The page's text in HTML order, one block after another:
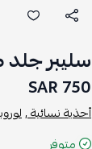
سليبر جلد
750 SAR
أحذية نسائية ,
متوفر